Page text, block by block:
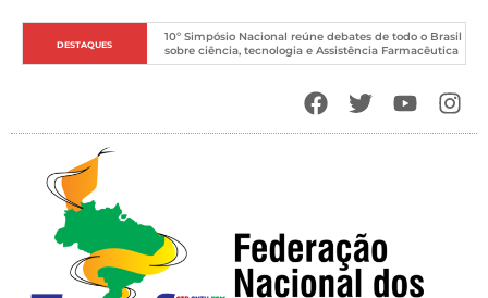
DESTAQUES
10º Simpósio Nacional reúne debates de todo o Brasil
sobre ciência, tecnologia e Assistência Farmacêutica